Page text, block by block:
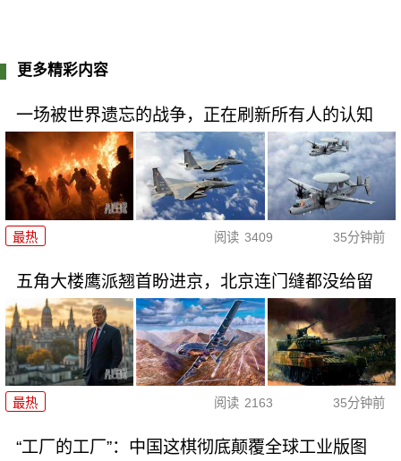
更多精彩内容
一场被世界遗忘的战争，正在刷新所有人的认知
最热 阅读 3409 35分钟前
五角大楼鹰派翘首盼进京，北京连门缝都没给留
最热 阅读 2163 35分钟前
“工厂的工厂”：中国这棋彻底颠覆全球工业版图